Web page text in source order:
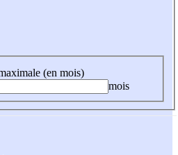
(en mois)
mois